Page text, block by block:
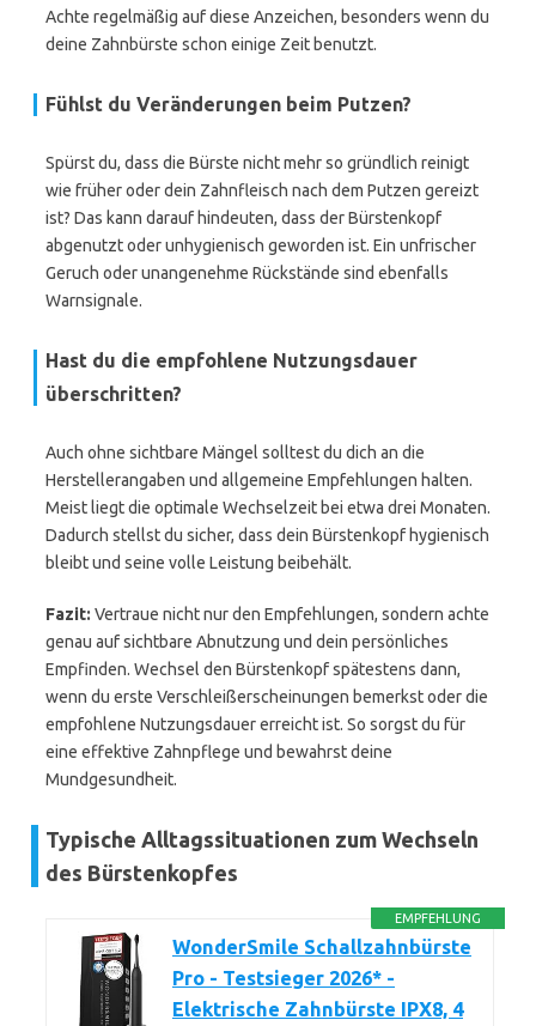
Achte regelmäßig auf diese Anzeichen, besonders wenn du
deine Zahnbürste schon einige Zeit benutzt.
Fühlst du Veränderungen beim Putzen?
Spürst du, dass die Bürste nicht mehr so gründlich reinigt
wie früher oder dein Zahnfleisch nach dem Putzen gereizt
ist? Das kann darauf hindeuten, dass der Bürstenkopf
abgenutzt oder unhygienisch geworden ist. Ein unfrischer
Geruch oder unangenehme Rückstände sind ebenfalls
Warnsignale.
Hast du die empfohlene Nutzungsdauer
überschritten?
Auch ohne sichtbare Mängel solltest du dich an die
Herstellerangaben und allgemeine Empfehlungen halten.
Meist liegt die optimale Wechselzeit bei etwa drei Monaten.
Dadurch stellst du sicher, dass dein Bürstenkopf hygienisch
bleibt und seine volle Leistung beibehält.
Fazit: Vertraue nicht nur den Empfehlungen, sondern achte
genau auf sichtbare Abnutzung und dein persönliches
Empfinden. Wechsel den Bürstenkopf spätestens dann,
wenn du erste Verschleißerscheinungen bemerkst oder die
empfohlene Nutzungsdauer erreicht ist. So sorgst du für
eine effektive Zahnpflege und bewahrst deine
Mundgesundheit.
Typische Alltagssituationen zum Wechseln
des Bürstenkopfes
EMPFEHLUNG
WonderSmile Schallzahnbürste
Pro - Testsieger 2026* -
Elektrische Zahnbürste IPX8, 4